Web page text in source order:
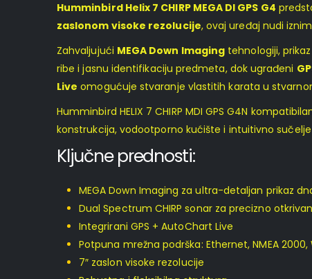
Humminbird Helix 7 CHIRP MEGA DI GPS G4
zaslonom visoke rezolucije, ovaj uređaj nudi
Zahvaljujući MEGA Down Imaging tehnologiji,
ribe i jasnu identifikaciju predmeta, dok ugrađeni
Live omogućuje stvaranje vlastitih karata u
Humminbird HELIX 7 CHIRP MDI GPS G4N
konstrukcija, vodootporno kućište i intuitivno
Ključne prednosti:
MEGA Down Imaging za ultra-detaljan prikaz
Dual Spectrum CHIRP sonar za precizno
Integrirani GPS + AutoChart Live
Potpuna mrežna podrška: Ethernet, NMEA
7″ zaslon visoke rezolucije